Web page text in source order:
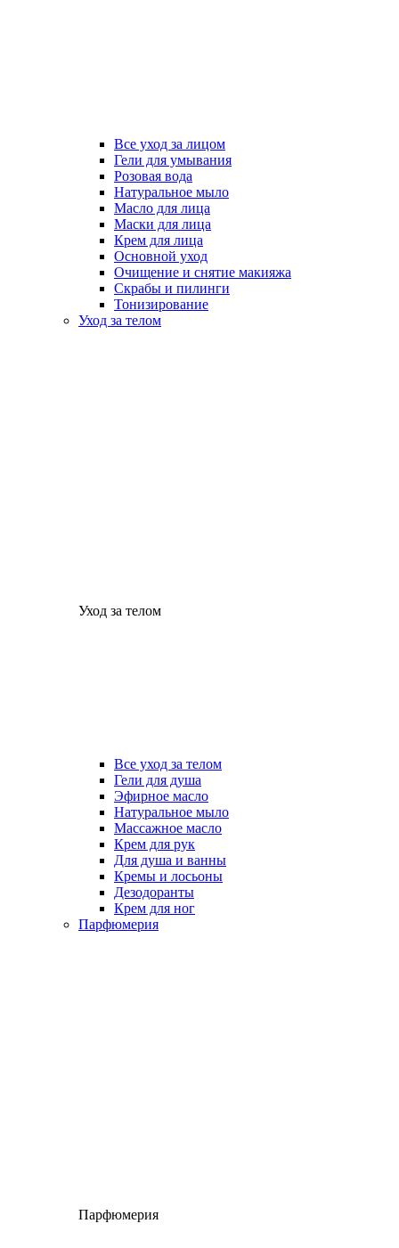
Все уход за лицом
Гели для умывания
Розовая вода
Натуральное мыло
Масло для лица
Маски для лица
Крем для лица
Основной уход
Очищение и снятие макияжа
Скрабы и пилинги
Тонизирование
Уход за телом
Уход за телом
Все уход за телом
Гели для душа
Эфирное масло
Натуральное мыло
Массажное масло
Крем для рук
Для душа и ванны
Кремы и лосьоны
Дезодоранты
Крем для ног
Парфюмерия
Парфюмерия